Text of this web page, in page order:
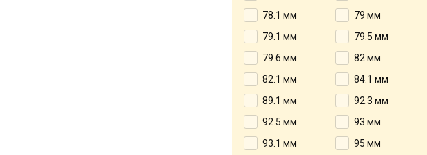
78.1 мм
79 мм
79.1 мм
79.5 мм
79.6 мм
82 мм
82.1 мм
84.1 мм
89.1 мм
92.3 мм
92.5 мм
93 мм
93.1 мм
95 мм